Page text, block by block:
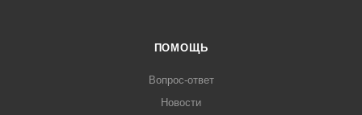
ПОМОЩЬ
Вопрос-ответ
Новости